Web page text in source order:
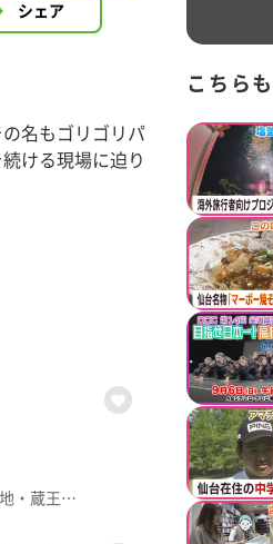
シェア
名もゴリゴリパ
ける現場に迫り
倒壊の恐れや景観の悪化を招くなど…社会問題となっている”空き家”県内有数リゾート地・蔵王町でも“別荘の空き家”が課題になっています。そんな蔵王町で『空き家の再生』に取り組む企業に潜入！地域活性化を目指す理想の町づくりも紹介します。【放送日：2026年8月3日】【放送局：東日本放送】
こちら